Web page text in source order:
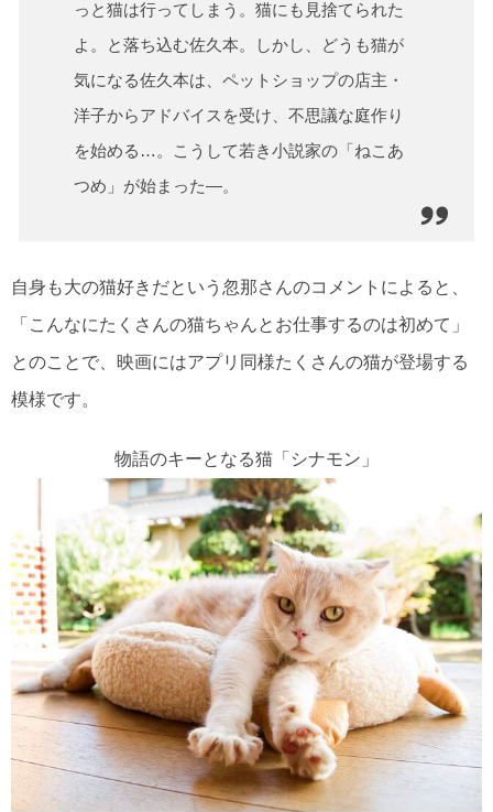
っと猫は行ってしまう。猫にも見捨てられた
よ。と落ち込む佐久本。しかし、どうも猫が
気になる佐久本は、ペットショップの店主・
洋子からアドバイスを受け、不思議な庭作り
を始める…。こうして若き小説家の「ねこあ
つめ」が始まった―。
自身も大の猫好きだという忽那さんのコメントによると、
「こんなにたくさんの猫ちゃんとお仕事するのは初めて」
とのことで、映画にはアプリ同様たくさんの猫が登場する
模様です。
物語のキーとなる猫「シナモン」